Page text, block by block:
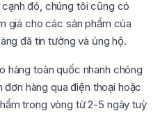
đó, chúng tôi cũng có
giá cho các sản phẩm của
đã tin tưởng và ủng hộ.
hàng toàn quốc nhanh chóng
đơn hàng qua điện thoại hoặc
trong vòng từ 2-5 ngày tuỳ